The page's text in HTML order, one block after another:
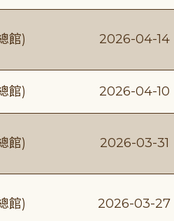
館) 2026-04-14
館) 2026-04-10
館) 2026-03-31
館) 2026-03-27